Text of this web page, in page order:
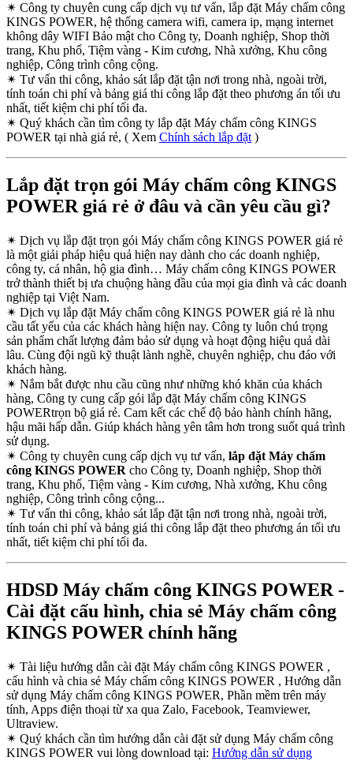
✴ Công ty chuyên cung cấp dịch vụ tư vấn, lắp đặt Máy chấm công
KINGS POWER, hệ thống camera wifi, camera ip, mạng internet
không dây WIFI Bảo mật cho Công ty, Doanh nghiệp, Shop thời
trang, Khu phố, Tiệm vàng - Kim cương, Nhà xưởng, Khu công
nghiệp, Công trình công cộng.
✴ Tư vấn thi công, khảo sát lắp đặt tận nơi trong nhà, ngoài trời,
tính toán chi phí và bảng giá thi công lắp đặt theo phương án tối ưu
nhất, tiết kiệm chi phí tối đa.
✴ Quý khách cần tìm công ty lắp đặt Máy chấm công KINGS
POWER tại nhà giá rẻ, ( Xem Chính sách lắp đặt)
Lắp đặt trọn gói Máy chấm công KINGS
POWER giá rẻ ở đâu và cần yêu cầu gì?
✴ Dịch vụ lắp đặt trọn gói Máy chấm công KINGS POWER giá rẻ
là một giải pháp hiệu quả hiện nay dành cho các doanh nghiệp,
công ty, cá nhân, hộ gia đình… Máy chấm công KINGS POWER
trở thành thiết bị ưa chuộng hàng đầu của mọi gia đình và các doanh
nghiệp tại Việt Nam.
✴ Dịch vụ lắp đặt Máy chấm công KINGS POWER giá rẻ là nhu
cầu tất yếu của các khách hàng hiện nay. Công ty luôn chú trọng
sản phẩm chất lượng đảm bảo sử dụng và hoạt động hiệu quả dài
lâu. Cùng đội ngũ kỹ thuật lành nghề, chuyên nghiệp, chu đáo với
khách hàng.
✴ Nắm bắt được nhu cầu cũng như những khó khăn của khách
hàng, Công ty cung cấp gói lắp đặt Máy chấm công KINGS
POWERtrọn bộ giá rẻ. Cam kết các chế độ bảo hành chính hãng,
hậu mãi hấp dẫn. Giúp khách hàng yên tâm hơn trong suốt quá trình
sử dụng.
✴ Công ty chuyên cung cấp dịch vụ tư vấn, lắp đặt Máy chấm
công KINGS POWER cho Công ty, Doanh nghiệp, Shop thời
trang, Khu phố, Tiệm vàng - Kim cương, Nhà xưởng, Khu công
nghiệp, Công trình công cộng...
✴ Tư vấn thi công, khảo sát lắp đặt tận nơi trong nhà, ngoài trời,
tính toán chi phí và bảng giá thi công lắp đặt theo phương án tối ưu
nhất, tiết kiệm chi phí tối đa.
HDSD Máy chấm công KINGS POWER -
Cài đặt cấu hình, chia sẻ Máy chấm công
KINGS POWER chính hãng
✴ Tài liệu hướng dẫn cài đặt Máy chấm công KINGS POWER ,
cấu hình và chia sẻ Máy chấm công KINGS POWER , Hướng dẫn
sử dụng Máy chấm công KINGS POWER, Phần mềm trên máy
tính, Apps điện thoại từ xa qua Zalo, Facebook, Teamviewer,
Ultraview.
✴ Quý khách cần tìm hướng dẫn cài đặt sử dụng Máy chấm công
KINGS POWER vui lòng download tại: Hướng dẫn sử dụng